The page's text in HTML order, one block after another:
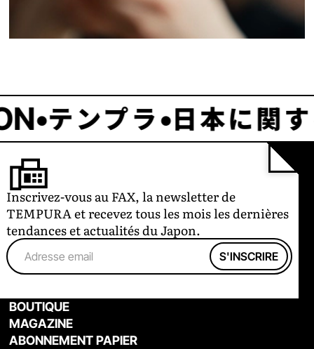
•日本に関する雑誌•
Inscrivez-vous au FAX, la newsletter de
TEMPURA et recevez tous les mois les dernières
tendances et actualités du Japon.
BOUTIQUE
MAGAZINE
ABONNEMENT PAPIER